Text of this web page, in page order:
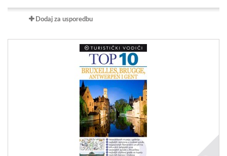
Dodaj za usporedbu